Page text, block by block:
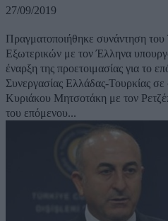
27/09/2019
Πραγματοποιήθηκε συνάντηση
Εξωτερικών με τον Έλληνα
έναρξη της προετοιμασίας για το
Συνεργασίας Ελλάδας-Τουρκίας σε
Κυριάκου Μητσοτάκη με τον Ρετζέπ Ταγίπ
του επόμενου...